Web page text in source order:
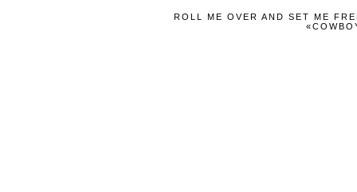
ROLL ME OVER AND SET ME